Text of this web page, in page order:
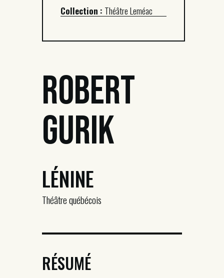
Collection : Théâtre Leméac
Robert
Gurik
LÉNINE
Théâtre québécois
RÉSUMÉ